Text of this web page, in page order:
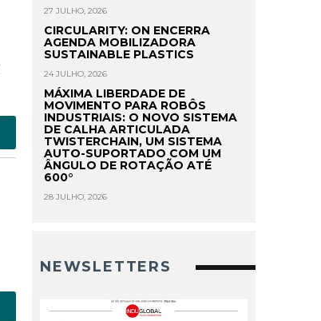
27 JULHO, 2026
CIRCULARITY: ON ENCERRA
AGENDA MOBILIZADORA
SUSTAINABLE PLASTICS
24 JULHO, 2026
MÁXIMA LIBERDADE DE
MOVIMENTO PARA ROBÔS
INDUSTRIAIS: O NOVO SISTEMA
DE CALHA ARTICULADA
TWISTERCHAIN, UM SISTEMA
AUTO-SUPORTADO COM UM
ÂNGULO DE ROTAÇÃO ATÉ
600°
28 JULHO, 2026
NEWSLETTERS